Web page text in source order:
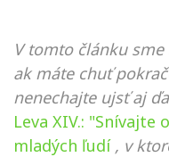
V tomto článku
ak máte chuť
nenechajte ujsť aj
Leva XIV.: "Snívajte
mladých ľudí , v